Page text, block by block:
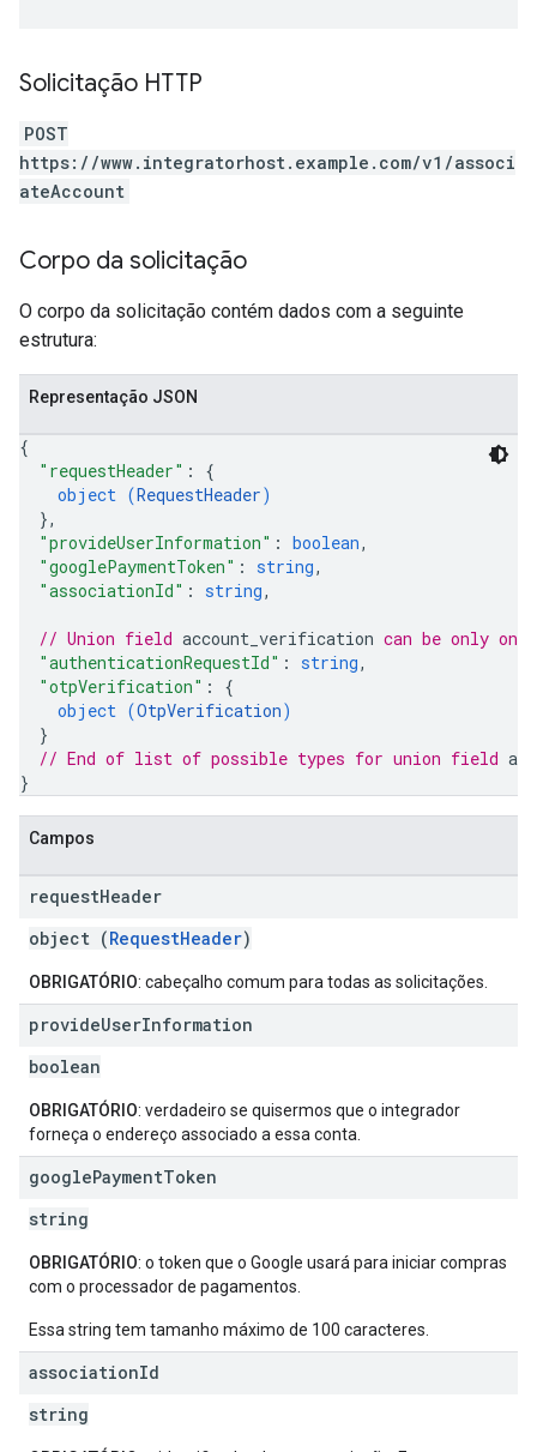
Solicitação HTTP
POST
https://www.integratorhost.example.com/v1/associ
ateAccount
Corpo da solicitação
O corpo da solicitação contém dados com a seguinte
estrutura:
Representação JSON
{
"requestHeader" : {
object (RequestHeader)
},
"provideUserInformation" : boolean,
"googlePaymentToken" : string,
"associationId" : string,
// Union field account_verification can be only
"authenticationRequestId" : string,
"otpVerification" : {
object (OtpVerification)
}
// End of list of possible types for union field
}
Campos
requestHeader
object (RequestHeader)
OBRIGATÓRIO: cabeçalho comum para todas as solicitações.
provideUserInformation
boolean
OBRIGATÓRIO: verdadeiro se quisermos que o integrador
forneça o endereço associado a essa conta.
googlePaymentToken
string
OBRIGATÓRIO: o token que o Google usará para iniciar compras
com o processador de pagamentos.
Essa string tem tamanho máximo de 100 caracteres.
associationId
string